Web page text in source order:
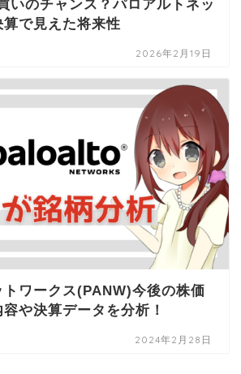
いのチャンス？パロアルトネッ
算で見えた将来性
2026年2月19日
ワークス(PANW)今後の株価
や決算データを分析！
2024年2月28日